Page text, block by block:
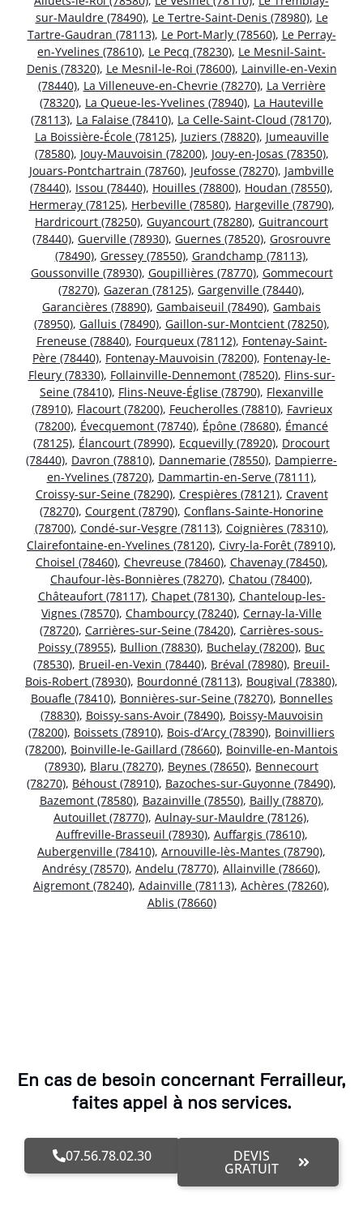
sur-Mauldre (78490), Le Tertre-Saint-Denis (78980), Le
Tartre-Gaudran (78113), Le Port-Marly (78560), Le Perray-
en-Yvelines (78610), Le Pecq (78230), Le Mesnil-Saint-
Denis (78320), Le Mesnil-le-Roi (78600), Lainville-en-Vexin
(78440), La Villeneuve-en-Chevrie (78270), La Verrière
(78320), La Queue-les-Yvelines (78940), La Hauteville
(78113), La Falaise (78410), La Celle-Saint-Cloud (78170),
La Boissière-École (78125), Juziers (78820), Jumeauville
(78580), Jouy-Mauvoisin (78200), Jouy-en-Josas (78350),
Jouars-Pontchartrain (78760), Jeufosse (78270), Jambville
(78440), Issou (78440), Houilles (78800), Houdan (78550),
Hermeray (78125), Herbeville (78580), Hargeville (78790),
Hardricourt (78250), Guyancourt (78280), Guitrancourt
(78440), Guerville (78930), Guernes (78520), Grosrouvre
(78490), Gressey (78550), Grandchamp (78113),
Goussonville (78930), Goupillières (78770), Gommecourt
(78270), Gazeran (78125), Gargenville (78440),
Garancières (78890), Gambaiseuil (78490), Gambais
(78950), Galluis (78490), Gaillon-sur-Montcient (78250),
Freneuse (78840), Fourqueux (78112), Fontenay-Saint-
Père (78440), Fontenay-Mauvoisin (78200), Fontenay-le-
Fleury (78330), Follainville-Dennemont (78520), Flins-sur-
Seine (78410), Flins-Neuve-Église (78790), Flexanville
(78910), Flacourt (78200), Feucherolles (78810), Favrieux
(78200), Évecquemont (78740), Épône (78680), Émancé
(78125), Élancourt (78990), Ecquevilly (78920), Drocourt
(78440), Davron (78810), Dannemarie (78550), Dampierre-
en-Yvelines (78720), Dammartin-en-Serve (78111),
Croissy-sur-Seine (78290), Crespières (78121), Cravent
(78270), Courgent (78790), Conflans-Sainte-Honorine
(78700), Condé-sur-Vesgre (78113), Coignières (78310),
Clairefontaine-en-Yvelines (78120), Civry-la-Forêt (78910),
Choisel (78460), Chevreuse (78460), Chavenay (78450),
Chaufour-lès-Bonnières (78270), Chatou (78400),
Châteaufort (78117), Chapet (78130), Chanteloup-les-
Vignes (78570), Chambourcy (78240), Cernay-la-Ville
(78720), Carrières-sur-Seine (78420), Carrières-sous-
Poissy (78955), Bullion (78830), Buchelay (78200), Buc
(78530), Brueil-en-Vexin (78440), Bréval (78980), Breuil-
Bois-Robert (78930), Bourdonné (78113), Bougival (78380),
Bouafle (78410), Bonnières-sur-Seine (78270), Bonnelles
(78830), Boissy-sans-Avoir (78490), Boissy-Mauvoisin
(78200), Boissets (78910), Bois-d’Arcy (78390), Boinvilliers
(78200), Boinville-le-Gaillard (78660), Boinville-en-Mantois
(78930), Blaru (78270), Beynes (78650), Bennecourt
(78270), Béhoust (78910), Bazoches-sur-Guyonne (78490),
Bazemont (78580), Bazainville (78550), Bailly (78870),
Autouillet (78770), Aulnay-sur-Mauldre (78126),
Auffreville-Brasseuil (78930), Auffargis (78610),
Aubergenville (78410), Arnouville-lès-Mantes (78790),
Andrésy (78570), Andelu (78770), Allainville (78660),
Aigremont (78240), Adainville (78113), Achères (78260),
Ablis (78660)
En cas de besoin concernant Ferrailleur,
faites appel à nos services.
07.56.78.02.30 DEVIS
GRATUIT